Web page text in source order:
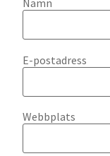
Namn
E-postadress
Webbplats